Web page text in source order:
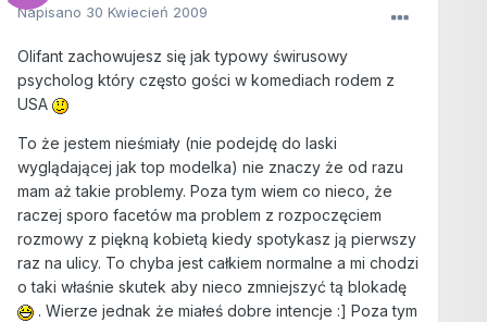
Napisano 30 Kwiecień 2009
Olifant zachowujesz się jak typowy świrusowy
psycholog który często gości w komediach rodem z
USA
To że jestem nieśmiały (nie podejdę do laski
wyglądającej jak top modelka) nie znaczy że od razu
mam aż takie problemy. Poza tym wiem co nieco, że
raczej sporo facetów ma problem z rozpoczęciem
rozmowy z piękną kobietą kiedy spotykasz ją pierwszy
raz na ulicy. To chyba jest całkiem normalne a mi chodzi
o taki właśnie skutek aby nieco zmniejszyć tą blokadę
. Wierze jednak że miałeś dobre intencje :] Poza tym